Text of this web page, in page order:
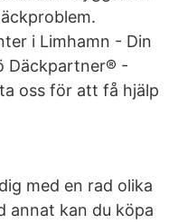
i Limhamn - Din
Däckpartner® -
oss för att få hjälp
med en rad olika
annat kan du köpa